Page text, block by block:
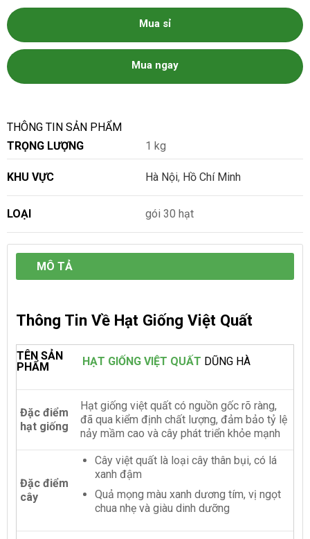
Mua sỉ
Mua ngay
THÔNG TIN SẢN PHẨM
TRỌNG LƯỢNG
1 kg
KHU VỰC Hà Nội, Hồ Chí Minh
LOẠI gói 30 hạt
MÔ TẢ
Thông Tin Về Hạt Giống Việt Quất
TÊN SẢN
PHẨM
HẠT GIỐNG VIỆT QUẤT DŨNG HÀ
Đặc điểm
hạt giống
Hạt giống việt quất có nguồn gốc rõ ràng,
đã qua kiểm định chất lượng, đảm bảo tỷ lệ
nảy mầm cao và cây phát triển khỏe mạnh
Đặc điểm
cây
Cây việt quất là loại cây thân bụi, có lá
xanh đậm
Quả mọng màu xanh dương tím, vị ngọt
chua nhẹ và giàu dinh dưỡng